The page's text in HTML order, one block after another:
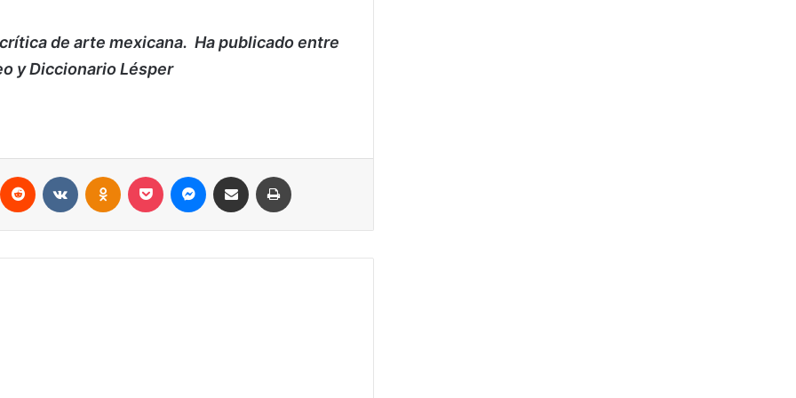
de arte mexicana. Ha publicado entre
y Diccionario Lésper
Reddit VKontakteOdnoklassniki
Pocket Messenger
Compartir vía Email